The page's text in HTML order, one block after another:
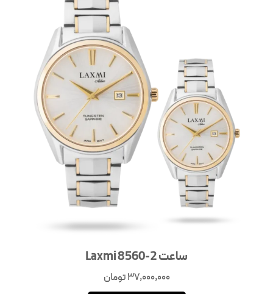
ساعت Laxmi 8560-2
37,000,000تومان